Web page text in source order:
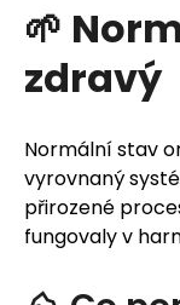
🌱
zdravý
Normální stav
vyrovnaný
přirozené
fungovaly v